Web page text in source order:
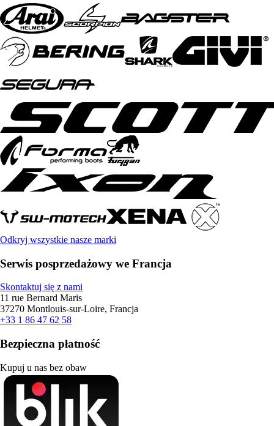
Odkryj wszystkie nasze marki
Serwis posprzedażowy we Francja
Skontaktuj się z nami
11 rue Bernard Maris
37270 Montlouis-sur-Loire, Francja
+33 1 86 47 62 58
Bezpieczna płatność
Kupuj u nas bez obaw